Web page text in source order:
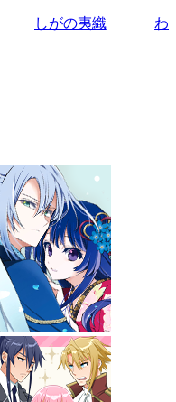
しがの夷織 わ